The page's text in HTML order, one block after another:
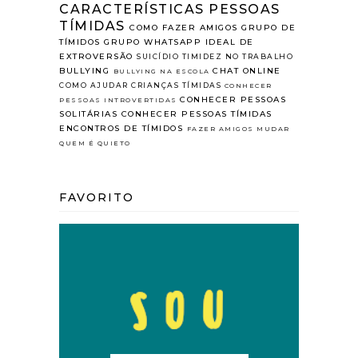
CARACTERÍSTICAS PESSOAS
TÍMIDAS COMO FAZER AMIGOS GRUPO DE
TÍMIDOS GRUPO WHATSAPP
IDEAL DE
EXTROVERSÃO SUICÍDIO TIMIDEZ NO TRABALHO
BULLYING BULLYING NA ESCOLA CHAT ONLINE
COMO AJUDAR CRIANÇAS TÍMIDAS CONHECER
PESSOAS INTROVERTIDAS CONHECER PESSOAS
SOLITÁRIAS CONHECER PESSOAS TÍMIDAS
ENCONTROS DE TÍMIDOS
FAZER AMIGOS
MUDAR
QUEM É QUIETO
FAVORITO